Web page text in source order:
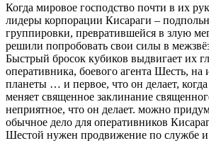
Когда мировое господство почти в их
лидеры корпорации Кисараги –
группировки, превратившейся в злую
решили попробовать свои силы в
Быстрый бросок кубиков выдвигает их
оперативника, боевого агента Шесть, на
планеты … и первое, что он делает, когда
меняет священное заклинание
неприятное, что он делает. можно
обычное дело для оперативников
Шестой нужен продвижение по службе